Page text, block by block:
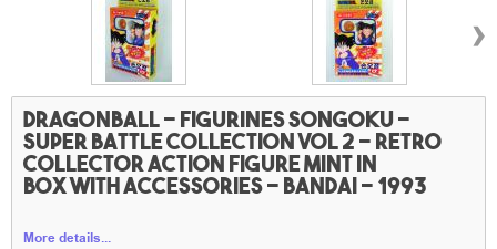
›
Dragonball - Figurines Songoku -
Super battle collection vol 2 - retro
collector action figure Mint in
box with accessories - Bandai - 1993
More details...